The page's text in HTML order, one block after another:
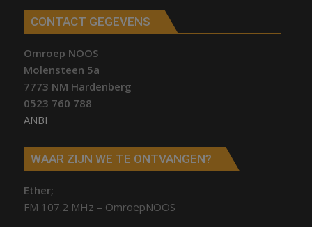
CONTACT GEGEVENS
Omroep NOOS
Molensteen 5a
7773 NM Hardenberg
0523 760 788
ANBI
WAAR ZIJN WE TE ONTVANGEN?
Ether;
FM 107.2 MHz – OmroepNOOS